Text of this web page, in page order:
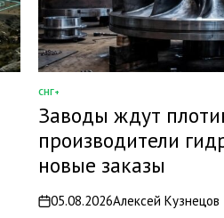
ОПУБЛИКОВАНО
В
СНГ+
Заводы ждут
производители
новые заказы
on05.08.2026Алексей Кузнецов